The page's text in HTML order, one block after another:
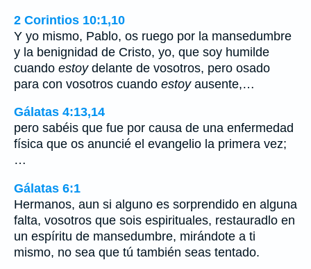
2 Corintios 10:1,10
Y yo mismo, Pablo, os ruego por la mansedumbre
y la benignidad de Cristo, yo, que soy humilde
cuando estoydelante de vosotros, pero osado
para con vosotros cuando estoyausente,…
Gálatas 4:13,14
pero sabéis que fue por causa de una enfermedad
física que os anuncié el evangelio la primera vez;
…
Gálatas 6:1
Hermanos, aun si alguno es sorprendido en alguna
falta, vosotros que sois espirituales, restauradlo en
un espíritu de mansedumbre, mirándote a ti
mismo, no sea que tú también seas tentado.